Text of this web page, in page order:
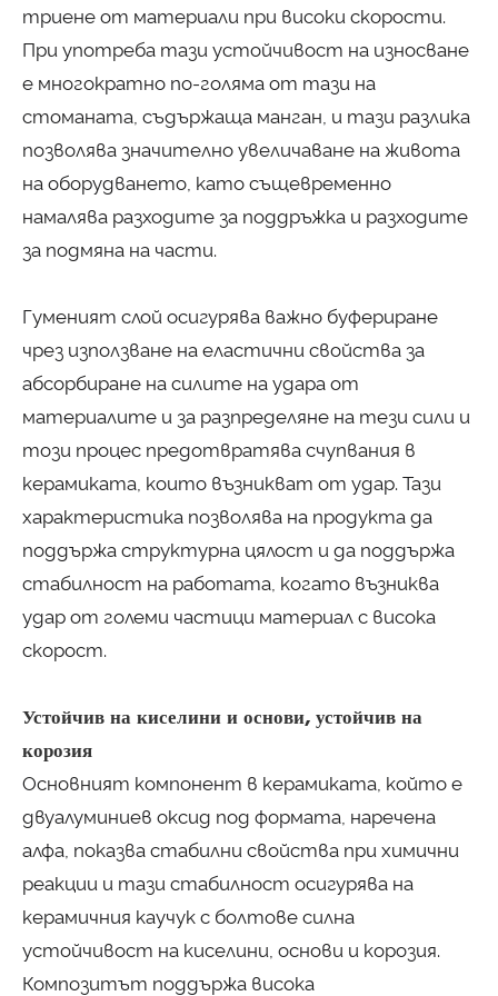
триене от материали при високи скорости.
При употреба тази устойчивост на износване
е многократно по-голяма от тази на
стоманата, съдържаща манган, и тази разлика
позволява значително увеличаване на живота
на оборудването, като същевременно
намалява разходите за поддръжка и разходите
за подмяна на части.
Гуменият слой осигурява важно буфериране
чрез използване на еластични свойства за
абсорбиране на силите на удара от
материалите и за разпределяне на тези сили и
този процес предотвратява счупвания в
керамиката, които възникват от удар. Тази
характеристика позволява на продукта да
поддържа структурна цялост и да поддържа
стабилност на работата, когато възниква
удар от големи частици материал с висока
скорост.
Устойчив на киселини и основи, устойчив на
корозия
Основният компонент в керамиката, който е
двуалуминиев оксид под формата, наречена
алфа, показва стабилни свойства при химични
реакции и тази стабилност осигурява на
керамичния каучук с болтове силна
устойчивост на киселини, основи и корозия.
Композитът поддържа висока